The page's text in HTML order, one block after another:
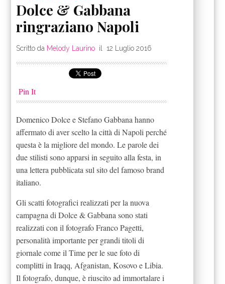
Dolce & Gabbana
ringraziano Napoli
Scritto da Melody Laurino il12 Luglio 2016
Pin It
Domenico Dolce e Stefano Gabbana hanno
affermato di aver scelto la città di Napoli perché
questa è la migliore del mondo. Le parole dei
due stilisti sono apparsi in seguito alla festa, in
una lettera pubblicata sul sito del famoso brand
italiano.
Gli scatti fotografici realizzati per la nuova
campagna di Dolce & Gabbana sono stati
realizzati con il fotografo Franco Pagetti,
personalità importante per grandi titoli di
giornale come il Time per le sue foto di
complitti in Iraqq, Afganistan, Kosovo e Libia.
Il fotografo, dunque, è riuscito ad immortalare i